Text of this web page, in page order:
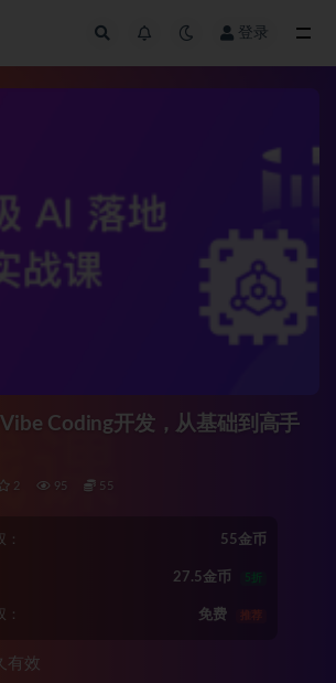
登录
Coding开发，从基础到高手
2 95 55
55金币
27.5金币 5折
免费 推荐
有效